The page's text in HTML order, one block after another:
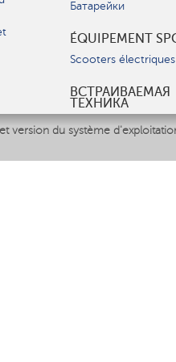
version du système
Батарейки
ÉQUIPEMENT
Scooters électriques
ВСТРАИВАЕМАЯ
ТЕХНИКА
Вытяжки
Духовые шкафы